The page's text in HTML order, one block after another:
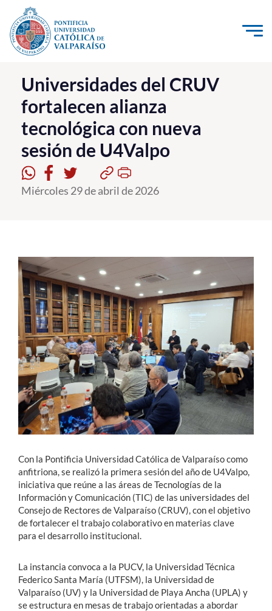
Click acá para ir directamente al contenido
La Universidad
Investigación, Creación e Innovación
PUCV Internacional
Vinculación con el Medio
Admisión
Formación Continua
Estudiantes
Académicos
Funcionarios
Alumni
English
Universidades del CRUV
fortalecen alianza
tecnológica con nueva
sesión de U4Valpo
Miércoles 29 de abril de 2026
Con la Pontificia Universidad Católica de Valparaíso como
anfitriona, se realizó la primera sesión del año de U4Valpo,
iniciativa que reúne a las áreas de Tecnologías de la
Información y Comunicación (TIC) de las universidades del
Consejo de Rectores de Valparaíso (CRUV), con el objetivo
de fortalecer el trabajo colaborativo en materias clave
para el desarrollo institucional.
La instancia convoca a la PUCV, la Universidad Técnica
Federico Santa María (UTFSM), la Universidad de
Valparaíso (UV) y la Universidad de Playa Ancha (UPLA) y
se estructura en mesas de trabajo orientadas a abordar